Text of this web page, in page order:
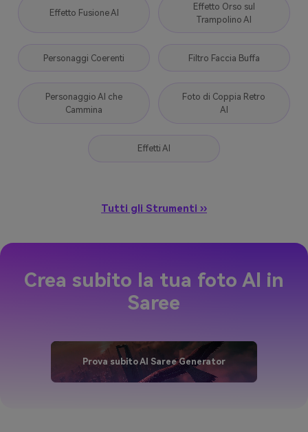
Effetto Fusione AI
Effetto Orso sul
Trampolino AI
Personaggi Coerenti Filtro Faccia Buffa
Personaggio AI che
Cammina
Foto di Coppia Retro
AI
Effetti AI
Tutti gli Strumenti ››
Crea subito la tua foto AI in
Saree
Prova subito AI Saree Generator